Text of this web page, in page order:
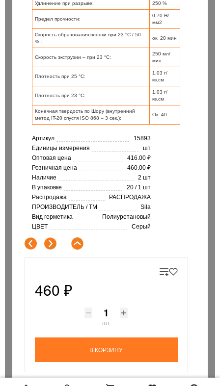
Удлинение при разрыве: 250 %
Предел прочности:
0,70 Н/
мм2
Скорость образования пленки при 23 °C / 50
%.:
ок. 20 мин
Скорость экструзии – при 23 °C:
250 мл/
мин
Плотность при 25 °C:
1,03 г/
кв.см
Плотность при 23 °C:
1,03 г/
кв.см
Конечная твердость по Шору (внутренний
метод IT-20 спустя ISO 868 – 3 сек.):
Ок. 40
Артикул
15893
Единицы измерения
шт
Оптовая цена
416.00 ₽
Розничная цена
460.00 ₽
Наличие
2 шт
В упаковке
20 / 1 шт
Распродажа
РАСПРОДАЖА
ПРОИЗВОДИТЕЛЬ / ТМ
Sila
Вид герметика
Полиуретановый
ЦВЕТ
Серый
460 ₽
шт
В КОРЗИНУ